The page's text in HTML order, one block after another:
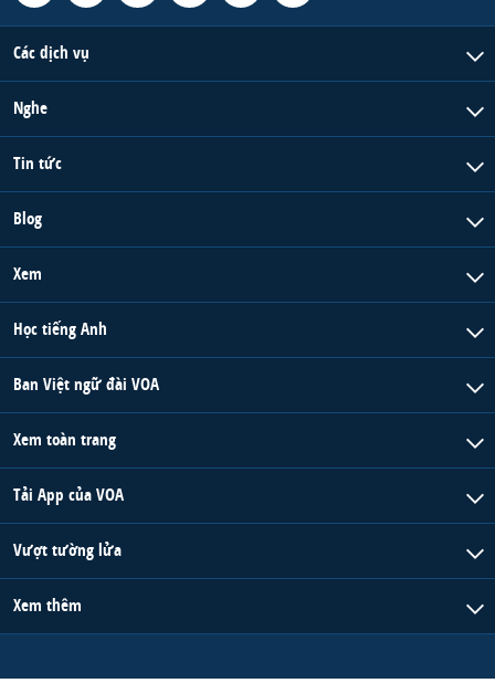
Các dịch vụ
Nghe
Tin tức
Blog
Xem
Học tiếng Anh
Ban Việt ngữ đài VOA
Xem toàn trang
Tải App của VOA
Vượt tường lửa
Xem thêm